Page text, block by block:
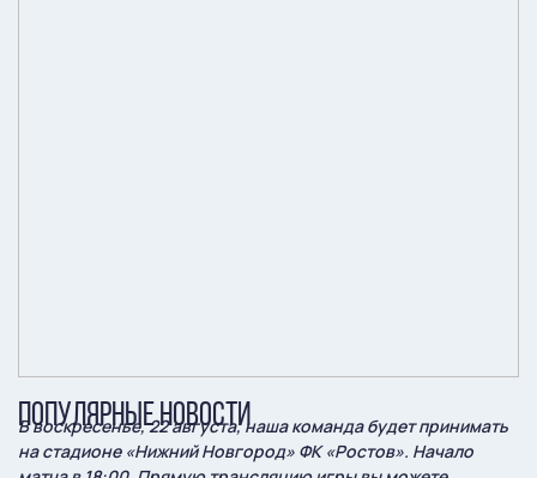
В воскресенье, 22 августа, наша команда будет принимать
на стадионе «Нижний Новгород» ФК «Ростов». Начало
ПОПУЛЯРНЫЕ НОВОСТИ